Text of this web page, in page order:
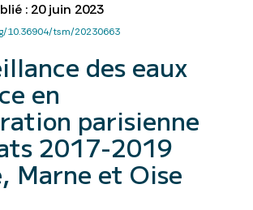
: 20 juin 2023
10.36904/tsm/20230663
des eaux
en
parisienne
2017-2019
Marne et Oise